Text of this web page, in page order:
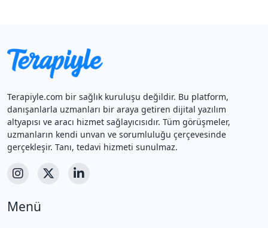
Terapiyle.com bir sağlık kuruluşu değildir. Bu platform,
danışanlarla uzmanları bir araya getiren dijital yazılım
altyapısı ve aracı hizmet sağlayıcısıdır. Tüm görüşmeler,
uzmanların kendi unvan ve sorumluluğu çerçevesinde
gerçekleşir. Tanı, tedavi hizmeti sunulmaz.
Menü